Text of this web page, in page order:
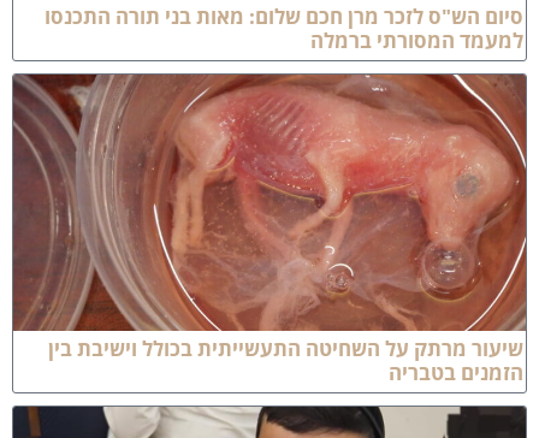
הש"ס לזכר מרן חכם שלום: מאות בני תורה התכנסו
המסורתי ברמלה
מרתק על השחיטה התעשייתית בכולל וישיבת בין
בטבריה